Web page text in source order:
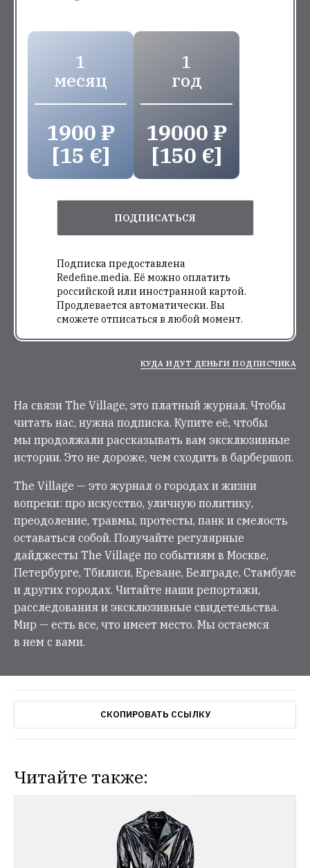
1
месяц
1900 ₽
[15 €]
1
год
19000 ₽
[150 €]
ПОДПИСАТЬСЯ
Подписка предоставлена
Redefine.media. Её можно оплатить
российской или иностранной картой.
Продлевается автоматически. Вы
сможете отписаться в любой момент.
КУДА ИДУТ ДЕНЬГИ ПОДПИСЧИКА
На связи The Village, это платный журнал. Чтобы
читать нас, нужна подписка. Купите её, чтобы
мы продолжали рассказывать вам эксклюзивные
истории. Это не дороже, чем сходить в барбершоп.
The Village — это журнал о городах и жизни
вопреки: про искусство, уличную политику,
преодоление, травмы, протесты, панк и смелость
оставаться собой. Получайте регулярные
дайджесты The Village по событиям в Москве,
Петербурге, Тбилиси, Ереване, Белграде, Стамбуле
и других городах. Читайте наши репортажи,
расследования и эксклюзивные свидетельства.
Мир — есть все, что имеет место. Мы остаемся
в нем с вами.
СКОПИРОВАТЬ ССЫЛКУ
Читайте также: